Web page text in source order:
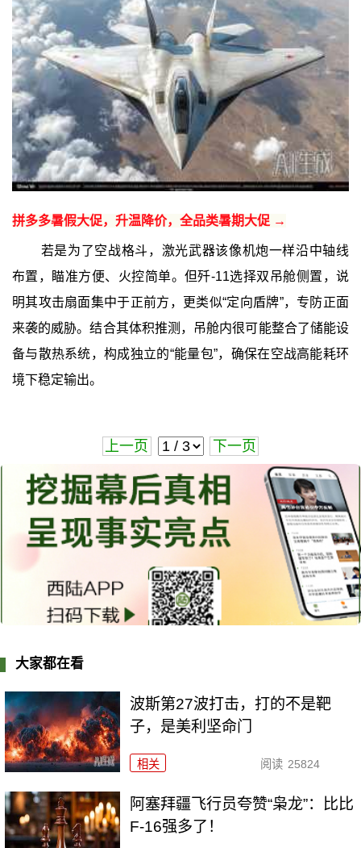
拼多多暑假大促，升温降价，全品类暑期大促 →
若是为了空战格斗，激光武器该像机炮一样沿中轴线
布置，瞄准方便、火控简单。但歼-11选择双吊舱侧置，说
明其攻击扇面集中于正前方，更类似“定向盾牌”，专防正面
来袭的威胁。结合其体积推测，吊舱内很可能整合了储能设
备与散热系统，构成独立的“能量包”，确保在空战高能耗环
境下稳定输出。
上一页 下一页
大家都在看
波斯第27波打击，打的不是靶
子，是美利坚命门
相关 阅读 25824
阿塞拜疆飞行员夸赞“枭龙”：比比
F-16强多了！